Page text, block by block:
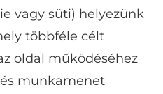
vagy süti) helyezünk
többféle célt
oldal működéséhez
munkamenet